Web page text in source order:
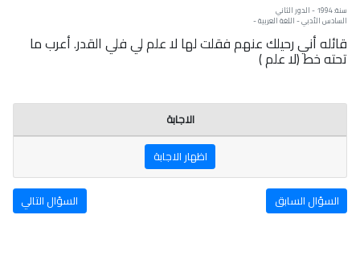
سنة: 1994 - الدور الثاني
السادس الأدبي - اللغة العربية -
قائله أني رحيلك عنهم فقلت لها لا علم لي فلي القدر. أعرب ما
تحته خط (لا علم )
الاجابة
اظهار الاجابة
السؤال السابق السؤال التالي